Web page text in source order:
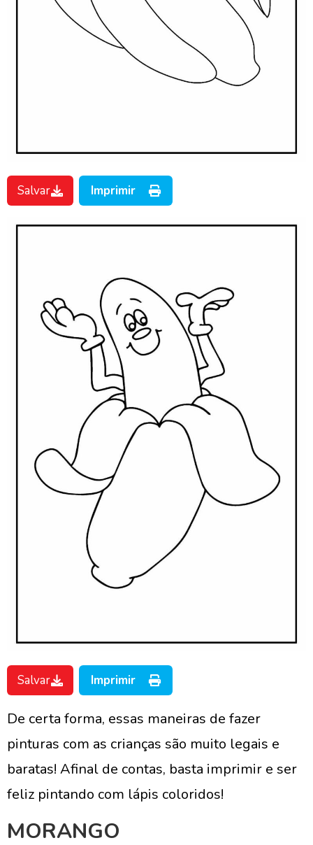
Salvar Imprimir
Salvar Imprimir
De certa forma, essas maneiras de fazer
pinturas com as crianças são muito legais e
baratas! Afinal de contas, basta imprimir e ser
feliz pintando com lápis coloridos!
MORANGO